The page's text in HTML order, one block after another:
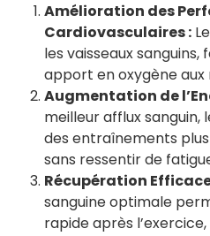
Amélioration des
Cardiovasculaires :
les vaisseaux
apport en oxygène
Augmentation de
meilleur afflux
des entraînements
sans ressentir de
Récupération
sanguine optimale
rapide après